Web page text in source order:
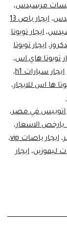
مرسيدس،
،
ايجار باص 13
، ايجار تويوتا
، ايجار تويوتا
تويوتا هاي اس،
ايجار سيارات h1
،
ها اس للايجار،
اتوبيس في مصر،
بارخص الاسعار،
،ايجار باصات vip
،
ليموزين، ايجار